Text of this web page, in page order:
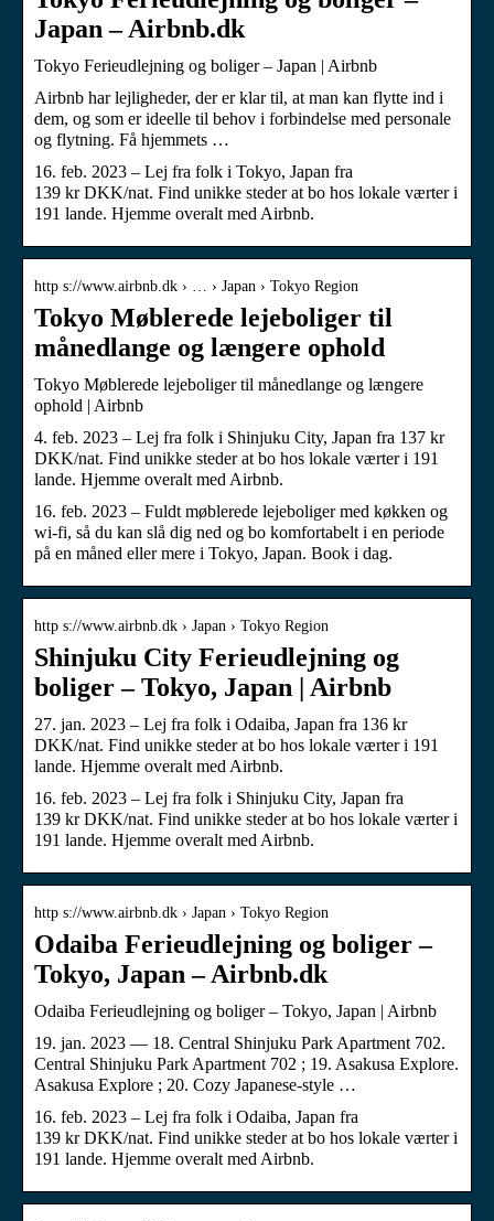
Japan – Airbnb.dk
Tokyo Ferieudlejning og boliger – Japan | Airbnb
Airbnb har lejligheder, der er klar til, at man kan flytte ind i
dem, og som er ideelle til behov i forbindelse med personale
og flytning. Få hjemmets …
16. feb. 2023 – Lej fra folk i Tokyo, Japan fra
139 kr DKK/nat. Find unikke steder at bo hos lokale værter i
191 lande. Hjemme overalt med Airbnb.
http s://www.airbnb.dk › … › Japan › Tokyo Region
Tokyo Møblerede lejeboliger til
månedlange og længere ophold
Tokyo Møblerede lejeboliger til månedlange og længere
ophold | Airbnb
4. feb. 2023 – Lej fra folk i Shinjuku City, Japan fra 137 kr
DKK/nat. Find unikke steder at bo hos lokale værter i 191
lande. Hjemme overalt med Airbnb.
16. feb. 2023 – Fuldt møblerede lejeboliger med køkken og
wi-fi, så du kan slå dig ned og bo komfortabelt i en periode
på en måned eller mere i Tokyo, Japan. Book i dag.
http s://www.airbnb.dk › Japan › Tokyo Region
Shinjuku City Ferieudlejning og
boliger – Tokyo, Japan | Airbnb
27. jan. 2023 – Lej fra folk i Odaiba, Japan fra 136 kr
DKK/nat. Find unikke steder at bo hos lokale værter i 191
lande. Hjemme overalt med Airbnb.
16. feb. 2023 – Lej fra folk i Shinjuku City, Japan fra
139 kr DKK/nat. Find unikke steder at bo hos lokale værter i
191 lande. Hjemme overalt med Airbnb.
http s://www.airbnb.dk › Japan › Tokyo Region
Odaiba Ferieudlejning og boliger –
Tokyo, Japan – Airbnb.dk
Odaiba Ferieudlejning og boliger – Tokyo, Japan | Airbnb
19. jan. 2023 — 18. Central Shinjuku Park Apartment 702.
Central Shinjuku Park Apartment 702 ; 19. Asakusa Explore.
Asakusa Explore ; 20. Cozy Japanese-style …
16. feb. 2023 – Lej fra folk i Odaiba, Japan fra
139 kr DKK/nat. Find unikke steder at bo hos lokale værter i
191 lande. Hjemme overalt med Airbnb.